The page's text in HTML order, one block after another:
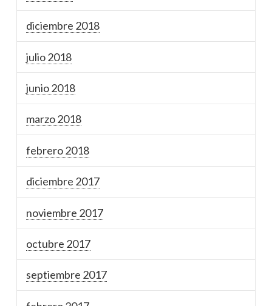
diciembre 2018
julio 2018
junio 2018
marzo 2018
febrero 2018
diciembre 2017
noviembre 2017
octubre 2017
septiembre 2017